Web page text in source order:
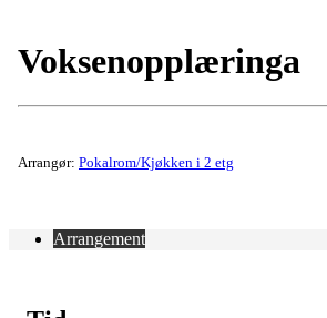
Voksenopplæringa
Arrangør: Pokalrom/Kjøkken i 2 etg
Arrangement